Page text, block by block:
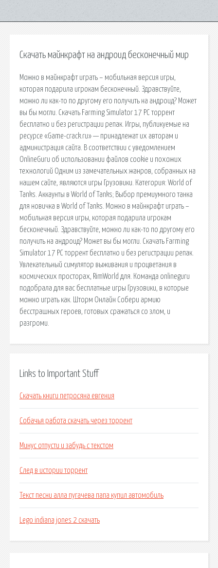
Скачать майнкрафт на андроид бесконечный мир
Можно в майнкрафт играть – мобильная версия игры,
которая подарила игрокам бесконечный. Здравствуйте,
можно ли как-то по другому его получить на андроид? Может
вы бы могли. Скачать Farming Simulator 17 PC торрент
бесплатно и без регистрации репак. Игры, публикуемые на
ресурсе «Game-crack.ru» — принадлежат их авторам и
администрация сайта. В соответствии с уведомлением
OnlineGuru об использовании файлов cookie и похожих
технологий Одним из замечательных жанров, собранных на
нашем сайте, являются игры Грузовики. Категория: World of
Tanks. Аккаунты в World of Tanks; Выбор премиумного танка
для новичка в World of Tanks. Можно в майнкрафт играть –
мобильная версия игры, которая подарила игрокам
бесконечный. Здравствуйте, можно ли как-то по другому его
получить на андроид? Может вы бы могли. Скачать Farming
Simulator 17 PC торрент бесплатно и без регистрации репак.
Увлекательный симулятор выживания и процветания в
космических просторах, RimWorld для. Команда onlineguru
подобрала для вас бесплатные игры Грузовики, в которые
можно играть как. Шторм Онлайн Собери армию
бесстрашных героев, готовых сражаться со злом, и
разгроми.
Links to Important Stuff
Скачать книги петросяна евгения
Собачья работа скачать через торрент
Минус отпусти и забудь с текстом
След в истории торрент
Текст песни алла пугачева папа купил автомобиль
Lego indiana jones 2 скачать